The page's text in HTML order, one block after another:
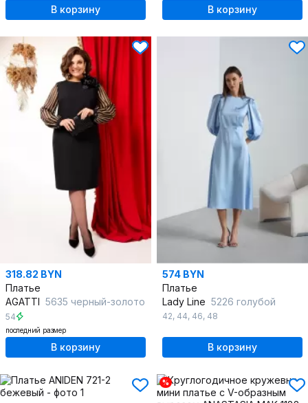
В корзину В корзину
318.82 BYN
Платье
AGATTI 5635 черный-золото
54
последний размер
В корзину
574 BYN
Платье
Lady Line 5226 голубой
42, 44, 46, 48
В корзину
%